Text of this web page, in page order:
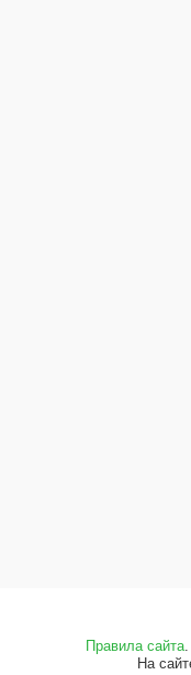
Правила сайта.
На